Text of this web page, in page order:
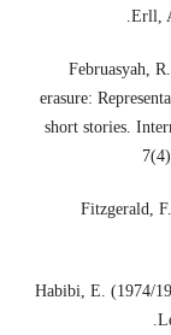
Erll,
Februasyah,
erasure:
short stories.
Fitzgerald,
Habibi, E. (1974/